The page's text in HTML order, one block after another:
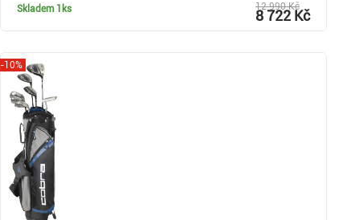
Skladem 1ks 12 990 Kč
8 722 Kč
-10%